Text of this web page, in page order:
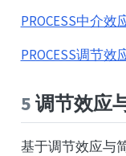
PROCESS中介
PROCESS调节
5调节效应
基于调节效应与